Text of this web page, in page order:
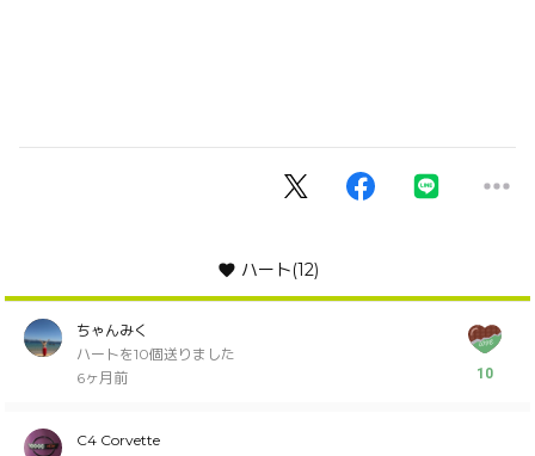
ハート(12)
ちゃんみく
ハートを10個送りました
6ヶ月前
10
C4 Corvette